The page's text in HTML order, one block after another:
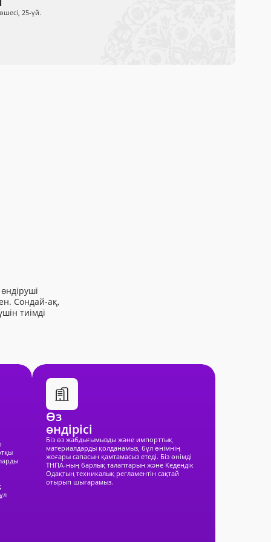
25-үй.
Сондай-ақ,
тиімді
Өз
өндірісі
Біз өз жабдығымызды және импорттық
материалдарды қолданамыз, бұл өнімнің
жоғары сапасын қамтамасыз етеді. Біз өнімді
ТНПА-ның барлық талаптарын және Кедендік
Одақтың техникалық регламентін сақтай
отырып шығарамыз.